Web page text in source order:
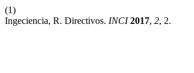
(1)
Ingeciencia, R. Directivos. INCI 2017, 2, 2.